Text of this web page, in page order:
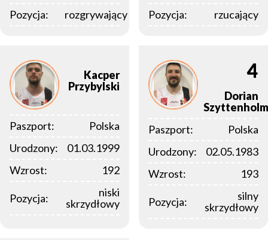
Pozycja:
rozgrywający
Pozycja:
rzucający
Kacper
Przybylski
Paszport:
Polska
Urodzony:
01.03.1999
Wzrost:
192
Pozycja:
niski
skrzydłowy
4
Dorian
Szyttenholm
Paszport:
Polska
Urodzony:
02.05.1983
Wzrost:
193
Pozycja:
silny
skrzydłowy